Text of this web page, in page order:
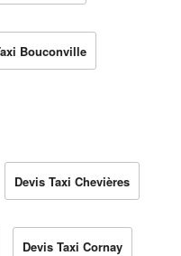
Bouconville
Devis Taxi Chevières
Devis Taxi Cornay